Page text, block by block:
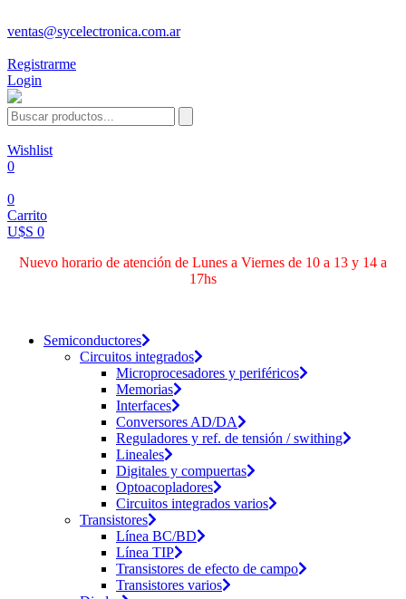
ventas@sycelectronica.com.ar
Registrarme
Login
Wishlist
0
0
Carrito
U$S 0
Nuevo horario de atención de Lunes a Viernes de 10 a 13 y 14 a
17hs
Semiconductores
Circuitos integrados
Microprocesadores y periféricos
Memorias
Interfaces
Conversores AD/DA
Reguladores y ref. de tensión / swithing
Lineales
Digitales y compuertas
Optoacopladores
Circuitos integrados varios
Transistores
Línea BC/BD
Línea TIP
Transistores de efecto de campo
Transistores varios